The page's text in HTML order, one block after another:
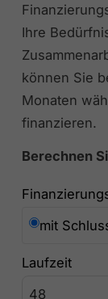
Ihre
können Sie
Monaten
finanzieren.
Berechnen
mit
Laufzeit